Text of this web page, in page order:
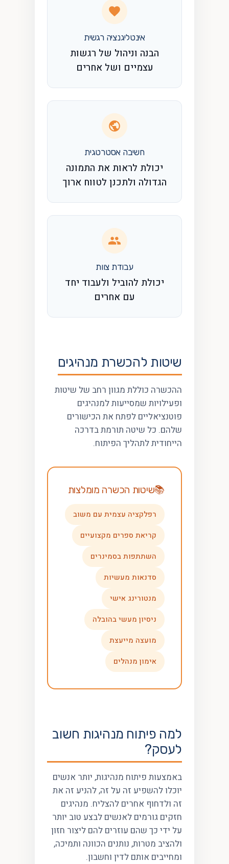
אינטליגנציה רגשית
הבנה וניהול של רגשות
עצמיים ושל אחרים
חשיבה אסטרטגית
יכולת לראות את התמונה
הגדולה ולתכנן לטווח ארוך
עבודת צוות
יכולת להוביל ולעבוד יחד
עם אחרים
שיטות להכשרת מנהיגים
ההכשרה כוללת מגוון רחב של שיטות
ופעילויות שמסייעות למנהיגים
פוטנציאליים לפתח את הכישורים
שלהם. כל שיטה תורמת בדרכה
הייחודית לתהליך הפיתוח.
שיטות הכשרה מומלצות
רפלקציה עצמית עם משוב
קריאת ספרים מקצועיים
השתתפות בסמינרים
סדנאות מעשיות
מנטורינג אישי
ניסיון מעשי בהובלה
מועצה מייעצת
אימון מנהלים
למה פיתוח מנהיגות חשוב
לעסק?
באמצעות פיתוח מנהיגות, יותר אנשים
יוכלו להשפיע זה על זה, להניע זה את
זה ולדחוף אחרים להצליח. מנהיגים
חזקים גורמים לאנשים לבצע טוב יותר
על ידי כך שהם עוזרים להם ליצור חזון
ולהציב מטרות, נותנים הכוונה ותמיכה,
ומחייבים אותם לדין וחשבון.